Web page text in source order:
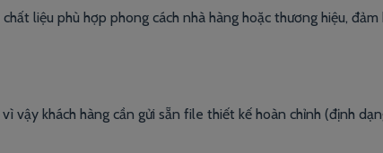
liệu phù hợp phong cách nhà hàng hoặc thương hiệu, đảm
vậy khách hàng cần gửi sẵn file thiết kế hoàn chỉnh (định